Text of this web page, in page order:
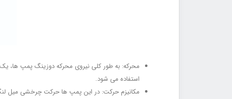
استفاده می شود.
مکانیزم حرکت: در این پمپ ها حرکت چرخشی میل